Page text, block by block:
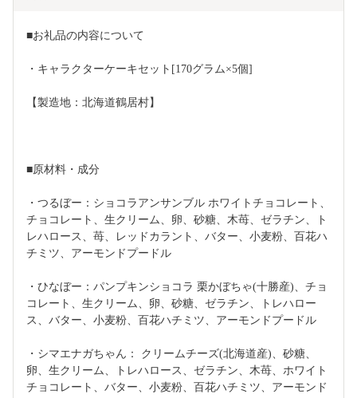
■お礼品の内容について
・キャラクターケーキセット[170グラム×5個]
【製造地：北海道鶴居村】
■原材料・成分
・つるぼー：ショコラアンサンブル ホワイトチョコレート、
チョコレート、生クリーム、卵、砂糖、木苺、ゼラチン、ト
レハロース、苺、レッドカラント、バター、小麦粉、百花ハ
チミツ、アーモンドプードル
・ひなぼー：パンプキンショコラ 栗かぼちゃ(十勝産)、チョ
コレート、生クリーム、卵、砂糖、ゼラチン、トレハロー
ス、バター、小麦粉、百花ハチミツ、アーモンドプードル
・シマエナガちゃん： クリームチーズ(北海道産)、砂糖、
卵、生クリーム、トレハロース、ゼラチン、木苺、ホワイト
チョコレート、バター、小麦粉、百花ハチミツ、アーモンド